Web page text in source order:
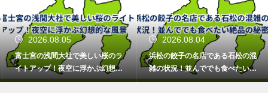
2026.08.05
富士宮の浅間大社で美しい桜のラ
イトアップ！夜空に浮かぶ幻想的
な風景
2026.08.04
浜松の餃子の名店である石松の混
雑の状況！並んででも食べたい絶
品の秘密